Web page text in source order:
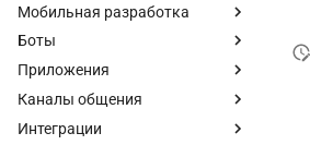
Мобильная разработка
Боты
Приложения
Каналы общения
Интеграции